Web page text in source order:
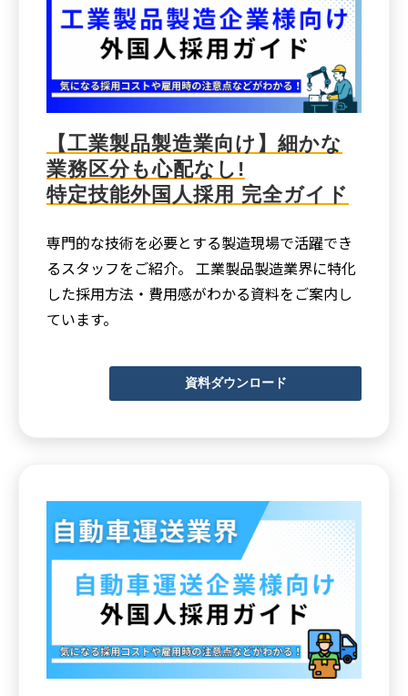
【工業製品製造業向け】細かな
業務区分も心配なし!
特定技能外国人採用 完全ガイド
専門的な技術を必要とする製造現場で活躍でき
るスタッフをご紹介。 工業製品製造業界に特化
した採用方法・費用感がわかる資料をご案内し
ています。
資料ダウンロード